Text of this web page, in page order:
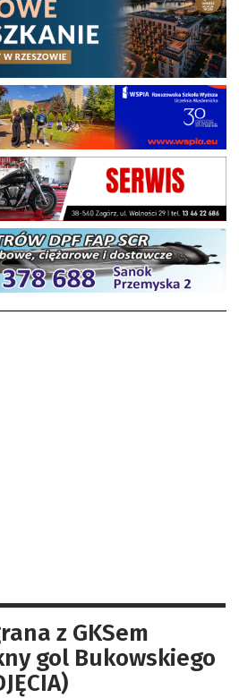
z GKSem
gol Bukowskiego